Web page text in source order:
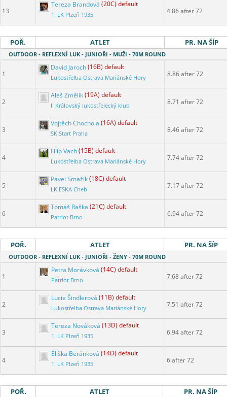
13
Tereza Brandová (20C) default
1. LK Plzeň 1935 4.86 after 72
POŘ. ATLET PR. NA ŠÍP
OUTDOOR - REFLEXNÍ LUK - JUNIOŘI - MUŽI - 70M ROUND
1
David Jaroch(16B) default
Lukostřelba Ostrava Mariánské Hory 8.86 after 72
2
Aleš Změlík(19A) default
I. Královský lukostřelecký klub 8.71 after 72
3
Vojtěch Chochola (16A) default
SK Start Praha 8.46 after 72
4
Filip Vach(15B) default
Lukostřelba Ostrava Mariánské Hory 7.74 after 72
5
Pavel Smažík(18C) default
LK ESKA Cheb 7.17 after 72
6
Tomáš Raška (21C) default
Patriot Brno 6.94 after 72
POŘ. ATLET PR. NA ŠÍP
OUTDOOR - REFLEXNÍ LUK - JUNIOŘI - ŽENY - 70M ROUND
1
Petra Morávková (14C) default
Patriot Brno 7.68 after 72
2
Lucie Šindlerová (11B) default
Lukostřelba Ostrava Mariánské Hory 7.51 after 72
3
Tereza Nováková (13D) default
1. LK Plzeň 1935 6.94 after 72
4
Eliška Beránková (14D) default
1. LK Plzeň 1935 6 after 72
POŘ. ATLET PR. NA ŠÍP